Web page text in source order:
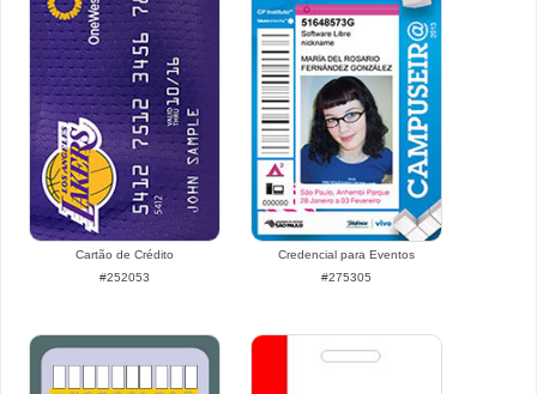
Cartão de Crédito
#252053
Credencial para Eventos
#275305